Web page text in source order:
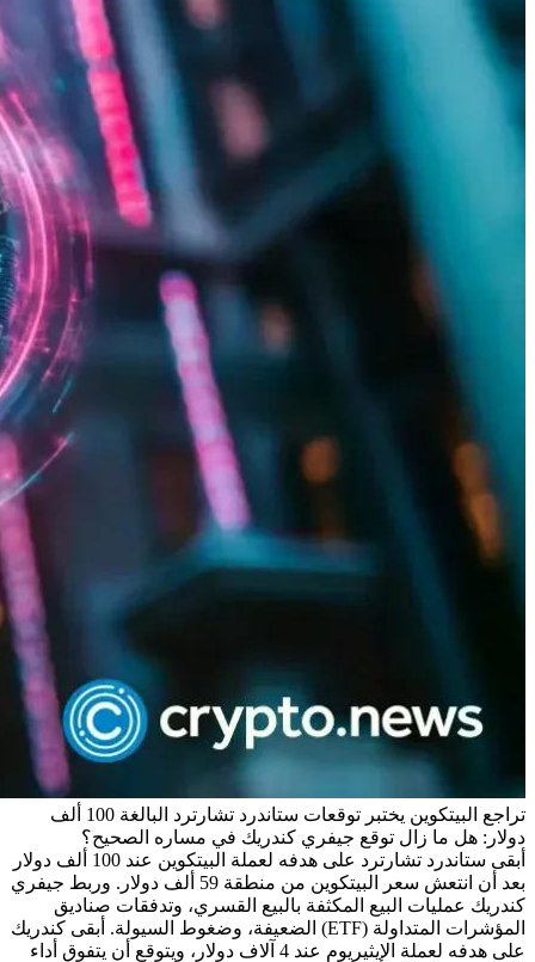
تراجع البيتكوين يختبر توقعات ستاندرد تشارترد البالغة 100 ألف
دولار: هل ما زال توقع جيفري كندريك في مساره الصحيح؟
أبقى ستاندرد تشارترد على هدفه لعملة البيتكوين عند 100 ألف دولار
بعد أن انتعش سعر البيتكوين من منطقة 59 ألف دولار. وربط جيفري
كندريك عمليات البيع المكثفة بالبيع القسري، وتدفقات صناديق
المؤشرات المتداولة (ETF) الضعيفة، وضغوط السيولة. أبقى كندريك
على هدفه لعملة الإيثيريوم عند 4 آلاف دولار، ويتوقع أن يتفوق أداء